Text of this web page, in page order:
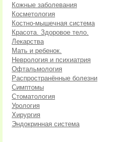
Кожные заболевания
Косметология
Костно-мышечная система
Красота. Здоровое тело.
Лекарства
Мать и ребенок.
Неврология и психиатрия
Офтальмология
Распространённые болезни
Симптомы
Стоматология
Урология
Хирургия
Эндокринная система